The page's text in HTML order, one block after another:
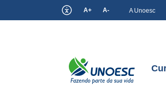
A+ A- A Unoesc